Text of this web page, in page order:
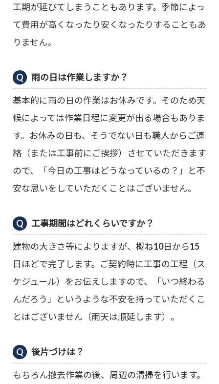
工期が延びてしまうこともあります。季節によっ
て費用が高くなったり安くなったりすることもあ
りません。
雨の日は作業しますか？
基本的に雨の日の作業はお休みです。そのため天
候によっては作業日程に変更が出る場合もありま
す。お休みの日も、そうでない日も職人からご連
絡（または工事前にご挨拶）させていただきます
ので、「今日の工事はどうなっているの？」と不
安な思いをしていただくことはございません。
工事期間はどれくらいですか？
建物の大きさ等によりますが、概ね10日から15
日ほどで完了します。ご契約時に工事の工程（ス
ケジュール）をお伝えしますので、「いつ終わる
んだろう」というような不安を持っていただくこ
とはございません（雨天は順延します）。
後片づけは？
もちろん撤去作業の後、周辺の清掃を行います。